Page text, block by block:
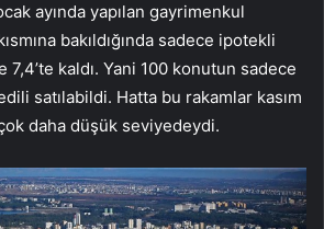
ayında yapılan gayrimenkul
bakıldığında sadece ipotekli
7,4’te kaldı. Yani 100 konutun sadece
satılabildi. Hatta bu rakamlar kasım
daha düşük seviyedeydi.